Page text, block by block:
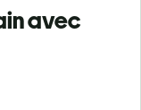
avec